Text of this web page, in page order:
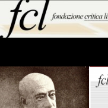
contenuto